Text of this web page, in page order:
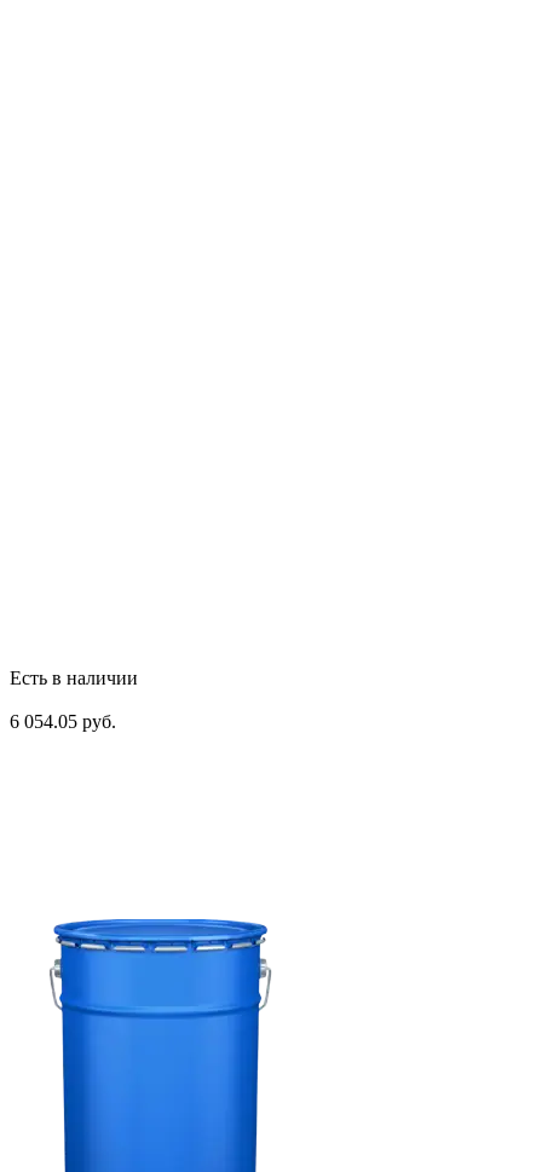
Есть в наличии
6 054.05 руб.